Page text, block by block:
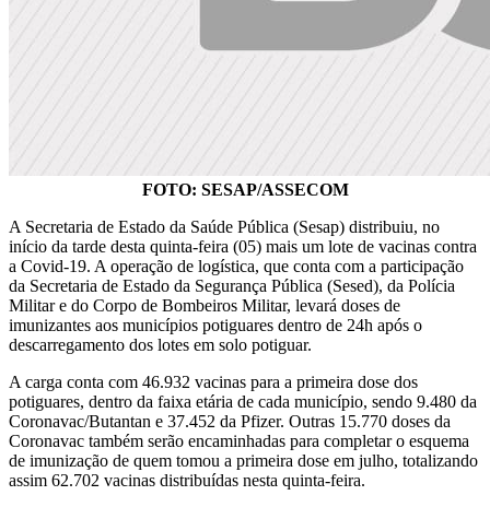
FOTO: SESAP/ASSECOM
A Secretaria de Estado da Saúde Pública (Sesap) distribuiu, no
início da tarde desta quinta-feira (05) mais um lote de vacinas contra
a Covid-19. A operação de logística, que conta com a participação
da Secretaria de Estado da Segurança Pública (Sesed), da Polícia
Militar e do Corpo de Bombeiros Militar, levará doses de
imunizantes aos municípios potiguares dentro de 24h após o
descarregamento dos lotes em solo potiguar.
A carga conta com 46.932 vacinas para a primeira dose dos
potiguares, dentro da faixa etária de cada município, sendo 9.480 da
Coronavac/Butantan e 37.452 da Pfizer. Outras 15.770 doses da
Coronavac também serão encaminhadas para completar o esquema
de imunização de quem tomou a primeira dose em julho, totalizando
assim 62.702 vacinas distribuídas nesta quinta-feira.